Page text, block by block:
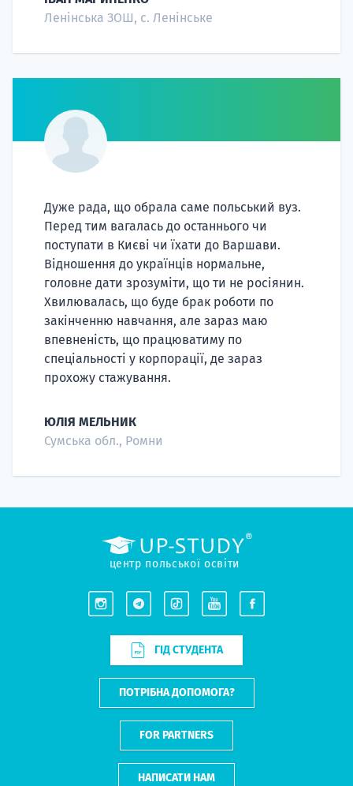
Ленінська ЗОШ, с. Ленінське
Дуже рада, що обрала саме польський вуз.
Перед тим вагалась до останнього чи
поступати в Києві чи їхати до Варшави.
Відношення до українців нормальне,
головне дати зрозуміти, що ти не росіянин.
Хвилювалась, що буде брак роботи по
закінченню навчання, але зараз маю
впевненість, що працюватиму по
спеціальності у корпорації, де зараз
прохожу стажування.
ЮЛІЯ МЕЛЬНИК
Сумська обл., Ромни
центр польської освіти
ГІД СТУДЕНТА
ПОТРІБНА ДОПОМОГА?
FOR PARTNERS
НАПИСАТИ НАМ